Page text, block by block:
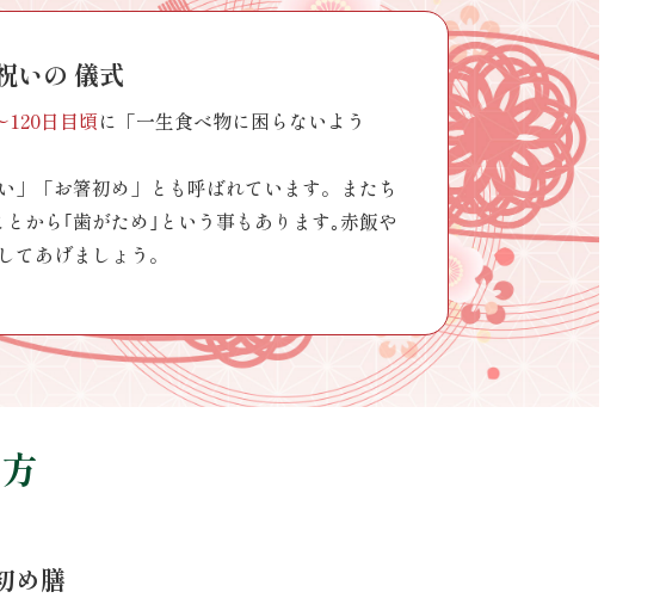
いの 儀式
120日目頃に「一生食べ物に困らないよう
」「お箸初め」とも呼ばれています。またち
から｢歯がため｣という事もあります｡赤飯や
あげましょう。
め膳